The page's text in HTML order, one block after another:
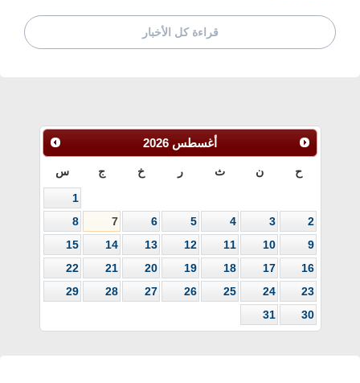
قراءة كل الأخبار
أغسطس 2026
ح ن ث ر خ ج س
1
2
3
4
5
6
7
8
9
10
11
12
13
14
15
16
17
18
19
20
21
22
23
24
25
26
27
28
29
30
31